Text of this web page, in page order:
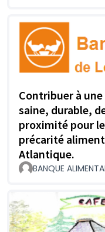
Contribuer à
saine, durable,
proximité pour
précarité
Atlantique.
BANQUE